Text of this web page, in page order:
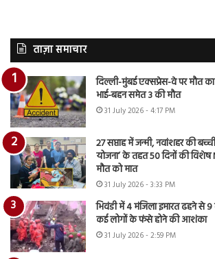
ताज़ा समाचार
दिल्ली-मुंबई एक्सप्रेस-वे पर मौत
भाई-बहन समेत 3 की मौत
31 July 2026 - 4:17 PM
27 सप्ताह में जन्मी, नवांशहर की
योजना’ के तहत 50 दिनों की
मौत को मात
31 July 2026 - 3:33 PM
भिवंडी में 4 मंजिला इमारत ढहने से
कई लोगों के फंसे होने की आशंका
31 July 2026 - 2:59 PM